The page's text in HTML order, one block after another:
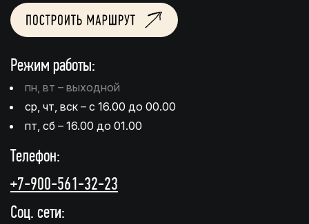
Режим работы:
пн, вт – выходной
ср, чт, вск – с 16.00 до 00.00
пт, сб – 16.00 до 01.00
Телефон:
+7-900-561-32-23
Соц. сети: